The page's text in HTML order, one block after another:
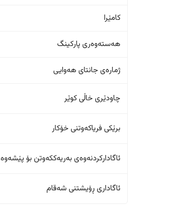
کامێرا
هەستەوەری پارکینگ
ژمارەی جانتای هەوایی
چاودێری خاڵی کوێر
برێکی فریاکەوتنی خۆکار
ئاگادارکردنەوەی بەریەککەوتن بۆ پێشەوە
ئاگاداری ڕۆیشتنی شەقام